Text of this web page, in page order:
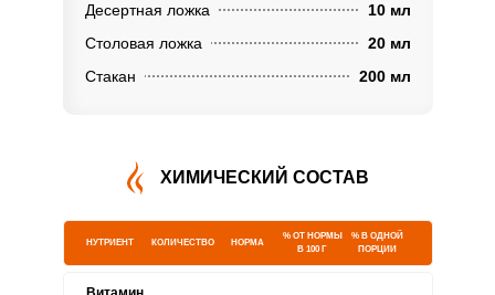
Десертная ложка
10 мл
Столовая ложка
20 мл
Стакан
200 мл
ХИМИЧЕСКИЙ СОСТАВ
НУТРИЕНТ КОЛИЧЕСТВО НОРМА
% ОТ НОРМЫ
В 100 Г
% В ОДНОЙ
ПОРЦИИ